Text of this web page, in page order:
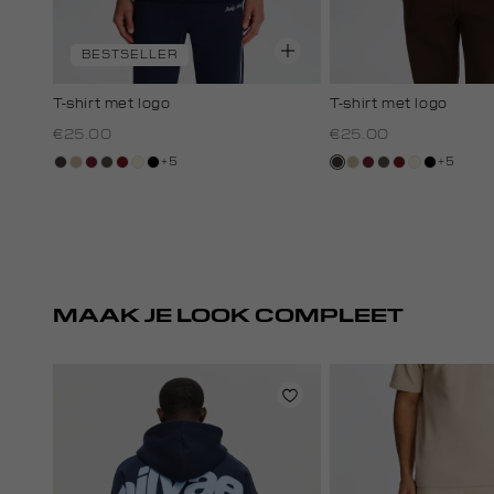
BESTSELLER
T-shirt met logo
€25.00
choco
lichtzand
bordeaux
bos,rood,
wit,zwart
+5
T-shirt met logo
€25.00
choco
lichtzand
bordeaux
bos,rood,
wit,zwart
+5
MAAK JE LOOK COMPLEET